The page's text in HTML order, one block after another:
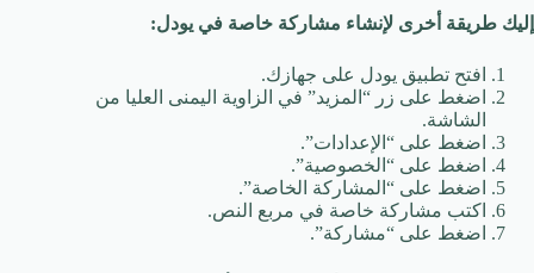
إليك طريقة أخرى لإنشاء مشاركة خاصة في يودل:
افتح تطبيق يودل على جهازك.
اضغط على زر “المزيد” في الزاوية اليمنى العليا من
الشاشة.
اضغط على “الإعدادات”.
اضغط على “الخصوصية”.
اضغط على “المشاركة الخاصة”.
اكتب مشاركة خاصة في مربع النص.
اضغط على “مشاركة”.